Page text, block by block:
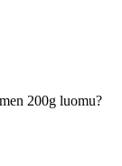
200g luomu?